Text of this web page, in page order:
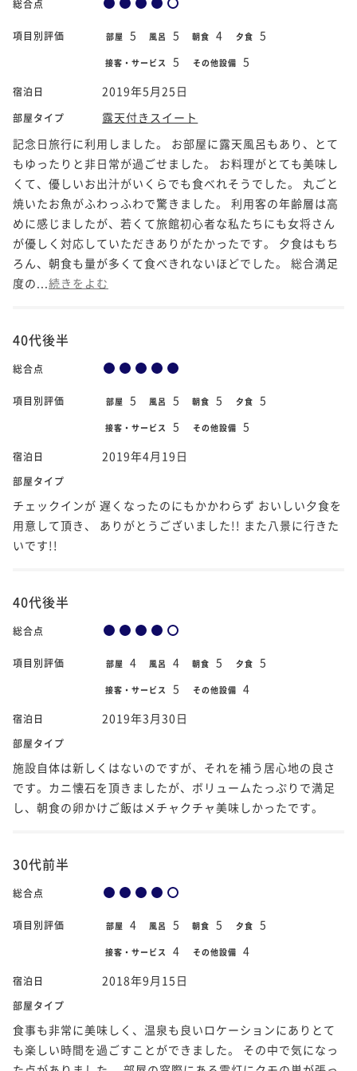
総合点
項目別評価 部屋 5 風呂 5 朝食 4 夕食 5
接客・サービス 5 その他設備 5
宿泊日 2019年5月25日
部屋タイプ
露天付きスイート
記念日旅行に利用しました。 お部屋に露天風呂もあり、とて
もゆったりと非日常が過ごせました。 お料理がとても美味し
くて、優しいお出汁がいくらでも食べれそうでした。 丸ごと
焼いたお魚がふわっふわで驚きました。 利用客の年齢層は高
めに感じましたが、若くて旅館初心者な私たちにも女将さん
が優しく対応していただきありがたかったです。 夕食はもち
ろん、朝食も量が多くて食べきれないほどでした。 総合満足
度の... 続きをよむ
40代後半
総合点
項目別評価 部屋 5 風呂 5 朝食 5 夕食 5
接客・サービス 5 その他設備 5
宿泊日 2019年4月19日
部屋タイプ
チェックインが 遅くなったのにもかかわらず おいしい夕食を
用意して頂き、 ありがとうございました!! また八景に行きた
いです!!
40代後半
総合点
項目別評価 部屋 4 風呂 4 朝食 5 夕食 5
接客・サービス 5 その他設備 4
宿泊日 2019年3月30日
部屋タイプ
施設自体は新しくはないのですが、それを補う居心地の良さ
です。カニ懐石を頂きましたが、ボリュームたっぷりで満足
し、朝食の卵かけご飯はメチャクチャ美味しかったです。
30代前半
総合点
項目別評価 部屋 4 風呂 5 朝食 5 夕食 5
接客・サービス 4 その他設備 4
宿泊日 2018年9月15日
部屋タイプ
食事も非常に美味しく、温泉も良いロケーションにありとて
も楽しい時間を過ごすことができました。 その中で気になっ